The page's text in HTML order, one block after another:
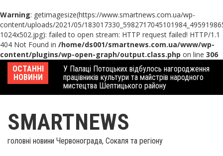
Warning: getimagesize(https://www.smartnews.com.ua/wp-
content/uploads/2021/05/
1024x502.jpg): failed to open stream: HTTP request failed! HTTP/1.1
404 Not Found in /home/ds001/smartnews.com.ua/www/wp-
content/plugins/wp-open-graph/output.class.php on line 306
Skip
content
ОСТАННІ
НОВИНИ
У Палаці Потоцьких відбулось нагородження
працівників культури та майстрів народного
мистецтва Шептицького району
SMARTNEWS
головні новини Червонограда, Сокаля та регіону